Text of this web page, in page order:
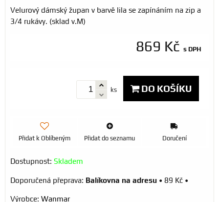
Velurový dámský župan v barvě lila se zapínáním na zip a
3/4 rukávy. (sklad v.M)
869 Kč s DPH
ks DO KOŠÍKU
Přidat k Oblíbeným Přidat do seznamu Doručení
Dostupnost: Skladem
Balíkovna na adresu • 89 Kč •
Výrobce: Wanmar